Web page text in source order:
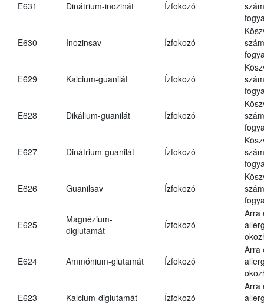
E631 Dinátrium-inozinát Ízfokozó
E630 Inozinsav Ízfokozó
E629 Kalcium-guanilát Ízfokozó
E628 Dikálium-guanilát Ízfokozó
E627 Dinátrium-guanilát Ízfokozó
E626 Guanilsav Ízfokozó
E625
Magnézium-
diglutamát
Ízfokozó
Arra
E624 Ammónium-glutamát Ízfokozó
Arra
E623 Kalcium-diglutamát Ízfokozó
Arra